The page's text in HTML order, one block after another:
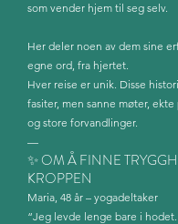
som vender hjem til seg selv.
Her deler noen av dem sine
egne ord, fra hjertet.
Hver reise er unik. Disse
fasiter, men sanne møter, ekte
og store forvandlinger.
—
✨ OM Å FINNE
KROPPEN
Maria, 48 år – yogadeltaker
“Jeg levde lenge bare i